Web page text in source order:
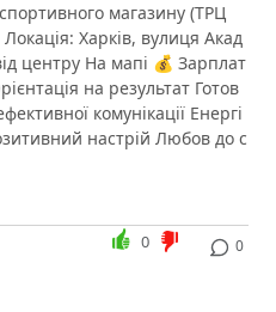
магазину (ТРЦ
Харків, вулиця Акад
центру На мапі 💰 Зарплат
на результат Готов
комунікації Енергі
настрій Любов до с
0
0